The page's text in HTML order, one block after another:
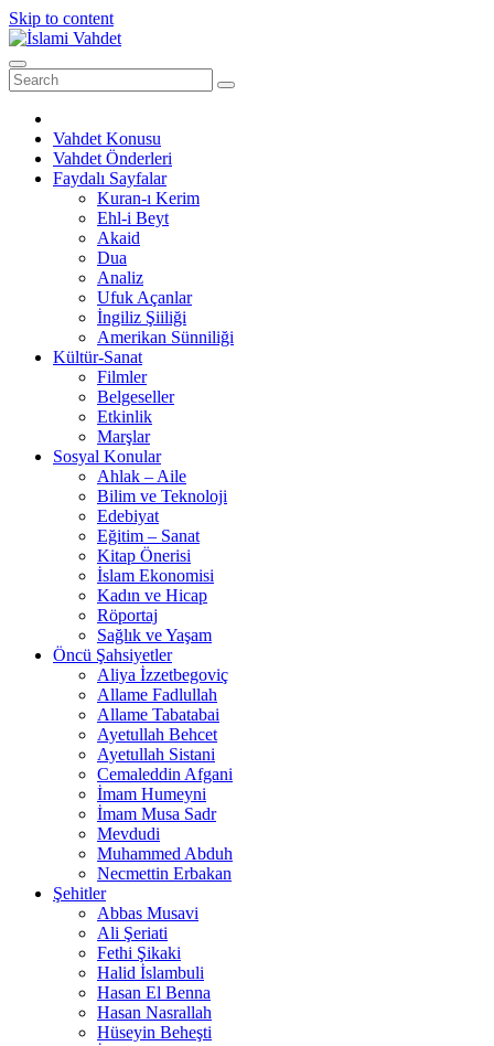
Skip to content
Vahdet Konusu
Vahdet Önderleri
Faydalı Sayfalar
Kuran-ı Kerim
Ehl-i Beyt
Akaid
Dua
Analiz
Ufuk Açanlar
İngiliz Şiiliği
Amerikan Sünniliği
Kültür-Sanat
Filmler
Belgeseller
Etkinlik
Marşlar
Sosyal Konular
Ahlak – Aile
Bilim ve Teknoloji
Edebiyat
Eğitim – Sanat
Kitap Önerisi
İslam Ekonomisi
Kadın ve Hicap
Röportaj
Sağlık ve Yaşam
Öncü Şahsiyetler
Aliya İzzetbegoviç
Allame Fadlullah
Allame Tabatabai
Ayetullah Behcet
Ayetullah Sistani
Cemaleddin Afgani
İmam Humeyni
İmam Musa Sadr
Mevdudi
Muhammed Abduh
Necmettin Erbakan
Şehitler
Abbas Musavi
Ali Şeriati
Fethi Şikaki
Halid İslambuli
Hasan El Benna
Hasan Nasrallah
Hüseyin Beheşti